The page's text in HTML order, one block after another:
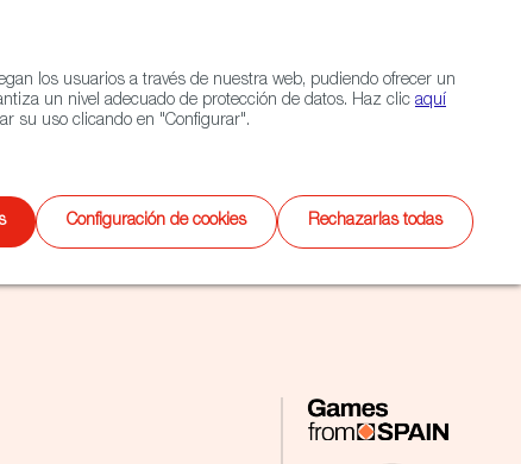
CONTACTO
Selecciona
idioma
Buscar
Videojuegos XR
los usuarios a través de nuestra web, pudiendo ofrecer un
un nivel adecuado de protección de datos. Haz clic aquí
su uso clicando en "Configurar".
Configuración de cookies Rechazarlas todas